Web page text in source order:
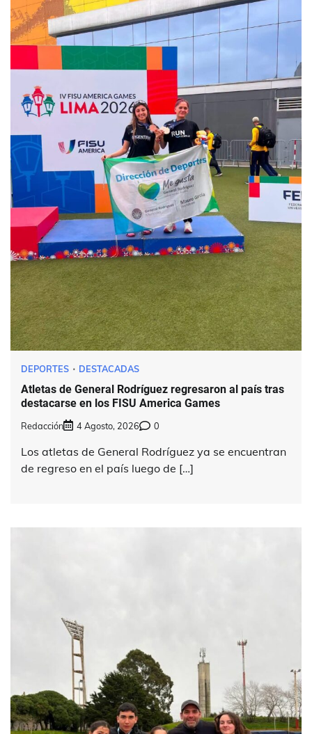
DEPORTES DESTACADAS
Atletas de General Rodríguez regresaron al país tras
destacarse en los FISU America Games
Redacción 4 Agosto, 2026 0
Los atletas de General Rodríguez ya se encuentran
de regreso en el país luego de […]